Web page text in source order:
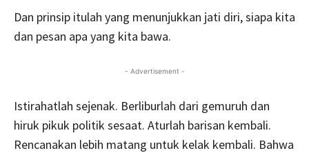
Dan prinsip itulah yang menunjukkan jati diri, siapa kita
dan pesan apa yang kita bawa.
- Advertisement -
Istirahatlah sejenak. Berliburlah dari gemuruh dan
hiruk pikuk politik sesaat. Aturlah barisan kembali.
Rencanakan lebih matang untuk kelak kembali. Bahwa